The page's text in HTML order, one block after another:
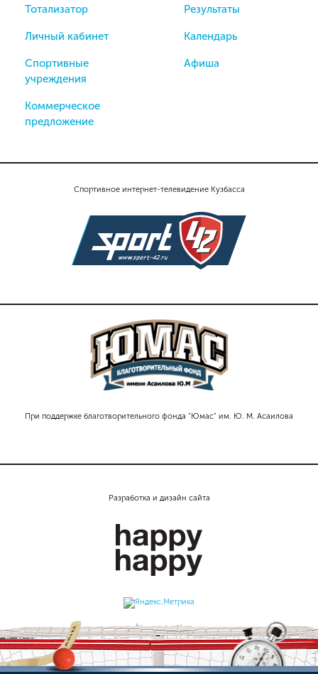
Спортивное интернет-телевидение Кузбасса
При поддержке благотворительного фонда "Юмас" им. Ю. М. Асаилова
Тотализатор
Личный кабинет
Спортивные
учреждения
Коммерческое
предложение
Результаты
Календарь
Афиша
Разработка и дизайн сайта